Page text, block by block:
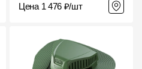
Цена 1 476 ₽/шт